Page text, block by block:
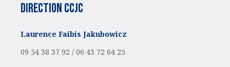
Direction CCJC
Laurence Faibis Jakubowicz
09 54 38 37 92 / 06 43 72 64 25